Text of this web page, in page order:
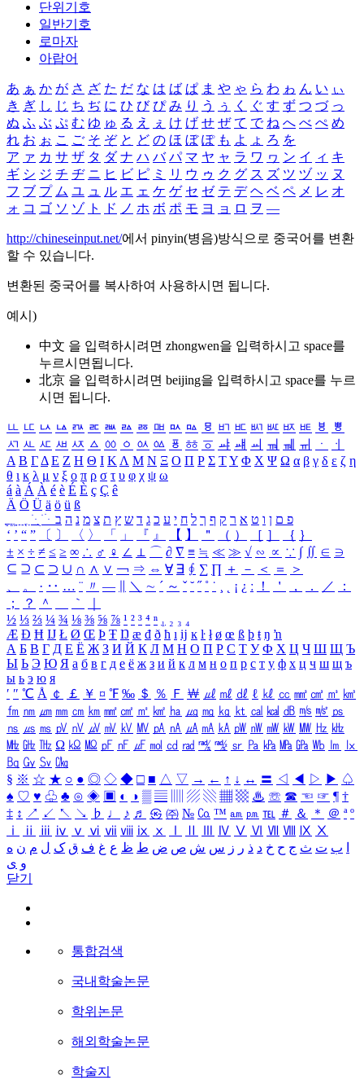
단위기호
일반기호
로마자
아랍어
あ ぁ か が さ ざ た だ な は ば ぱ ま や ゃ ら わ ゎ ん い ぃ
き ぎ し じ ち ぢ に ひ び ぴ み り う ぅ く ぐ す ず つ づ っ
ぬ ふ ぶ ぷ む ゆ ゅ る え ぇ け げ せ ぜ て で ね へ べ ぺ め
れ お ぉ こ ご そ ぞ と ど の ほ ぼ ぽ も よ ょ ろ を
ア ァ カ サ ザ タ ダ ナ ハ バ パ マ ヤ ャ ラ ワ ヮ ン イ ィ キ
ギ シ ジ チ ヂ ニ ヒ ビ ピ ミ リ ウ ゥ ク グ ス ズ ツ ヅ ッ ヌ
フ ブ プ ム ユ ュ ル エ ェ ケ ゲ セ ゼ テ デ ヘ ベ ペ メ レ オ
ォ コ ゴ ソ ゾ ト ド ノ ホ ボ ポ モ ヨ ョ ロ ヲ ―
http://chineseinput.net/에서 pinyin(병음)방식으로 중국어를 변환
할 수 있습니다.
변환된 중국어를 복사하여 사용하시면 됩니다.
예시)
中文 을 입력하시려면 zhongwen을 입력하시고 space를
누르시면됩니다.
北京 을 입력하시려면 beijing을 입력하시고 space를 누르
시면 됩니다.
ㅥ ㅦ ㅧ ㅨ ㅩ ㅪ ㅫ ㅬ ㅭ ㅮ ㅯ ㅰ ㅱ ㅲ ㅳ ㅴ ㅵ ㅶ ㅷ ㅸ
ㅹ
ㅺ ㅻ ㅼ ㅽ ㅾ ㅿ ㆀ ㆁ ㆂ ㆃ ㆄ ㆅ ㆆ ㆇ ㆈ ㆉ ㆊ ㆋ ㆌ ㆍ
ㆎ
Α Β ΓΔ Ε Ζ Η Θ Ι ΚΛ Μ Ν Ξ Ο Π Ρ Σ ΤΥ Φ Χ Ψ Ω α β γ δ ε ζ η
θ ι κ λ μ ν ξ ο π ρ σ τ υ φ χ ψ ω
á à Á À é è É È ç Ç ê
Ä Ö Ü ä ö ü ß
ִֶֹ ֻּ ׁׂ פ ם ן ו ט א ר ק ף ך ל ח י ע כ ג ד ש ץ ת צ מ נ ה ב
‘ ’ “ ” 〔 〕 〈 〉 「 」 『 』 【 】 ＂ （ ） ［ ］ ｛ ｝
± × ÷ ≠ ≤ ≥ ∞ ∴ ♂ ♀ ∠ ⊥ ⌒ ∂ ∇ ≡ ≒ ≪ ≫ √ ∽ ∝ ∵ ∫ ∬ ∈ ∋
⊆ ⊇ ⊂ ⊃ ∪ ∩ ∧ ∨ ￢ ⇒ ⇔ ∀ ∃ ∮ ∑ ∏ ＋ － ＜ ＝
＞
、
。 · ‥ … ¨ 〃 ― ＼ ∼ ´ ～ ˇ ˘ ˝ ˚ ˙ ¸ ¡ ¿ ː ！ ＇ ， ． ／
：
；
？ ＾ ｀
½ ⅓ ⅔ ¼ ¾ ⅛ ⅜ ⅝ ⅞ ¹ ² ³ ⁴ ⁿ ₁ ₂ ₃ ₄
Æ Ð Ħ Ĳ Ł Ø Œ Þ Ŧ Ŋ æ đ ð ħ ı ĳ ĸ ŀ ł ø œ ß þ ŧ ŋ ŉ
А Б В Г Д Е Ё Ж З И Й К Л М Н О П Р С Т У Ф Х Ц Ч Ш Щ Ъ
Ы Ь Э Ю Я а б в г д е ё ж з и й к л м н о п р с т у ф х ц ч ш щ ъ
ы ь э ю я
′ ″ ℃ Å ￠ ￡ ￥ ¤ ℉ ‰ ＄ ％ Ｆ ￦ ㎕ ㎖ ㎗ ℓ ㎘ ㏄ ㎣ ㎤ ㎥ ㎦
㎙ ㎚ ㎛ ㎜ ㎝ ㎞ ㎟ ㎠ ㎡ ㎢ ㏊ ㎍ ㎎ ㎏ ㏏ ㎈ ㎉ ㏈ ㎧ ㎨ ㎰
㎱ ㎲ ㎳ ㎴ ㎵ ㎶ ㎷ ㎸ ㎹ ㎀ ㎁ ㎂ ㎃ ㎄ ㎺ ㎻ ㎽ ㎾ ㎿ ㎐ ㎑
㎒ ㎓ ㎔ Ω ㏀ ㏁ ㎊ ㎋ ㎌ ㏖ ㏅ ㎭ ㎮ ㎯ ㏛ ㎩ ㎪ ㎫ ㎬ ㏝ ㏐
㏓
㏃ ㏉ ㏜ ㏆
§ ※ ☆ ★ ○ ● ◎ ◇ ◆ □ ■ △ ▽ → ← ↑ ↓ ↔ 〓 ◁ ◀ ▷ ▶ ♤
♠ ♡ ♥ ♧ ♣ ⊙ ◈ ▣ ◐ ◑ ▒ ▤ ▨ ▧ ▦ ▩ ♨ ☏ ☎ ☜ ☞ ¶ †
‡ ↕ ↗ ↙ ↖ ↘ ♭ ♩ ♪ ♬ ㉿ ㈜ № ㏇ ™ ㏂ ㏘ ℡ ＃ ＆ ＊ ＠ ª º
ⅰ
ⅱ ⅲ ⅳ ⅴ ⅵ ⅶ ⅷ ⅸ ⅹ Ⅳ Ⅴ Ⅵ Ⅶ Ⅷ Ⅸ Ⅹ
ب ت ث ج ح خ د ذ ر ز س ش ص ض ط ظ ع غ ف ق ک ل م ن ه
و ی
닫기
통합검색
국내학술논문
학위논문
해외학술논문
학술지